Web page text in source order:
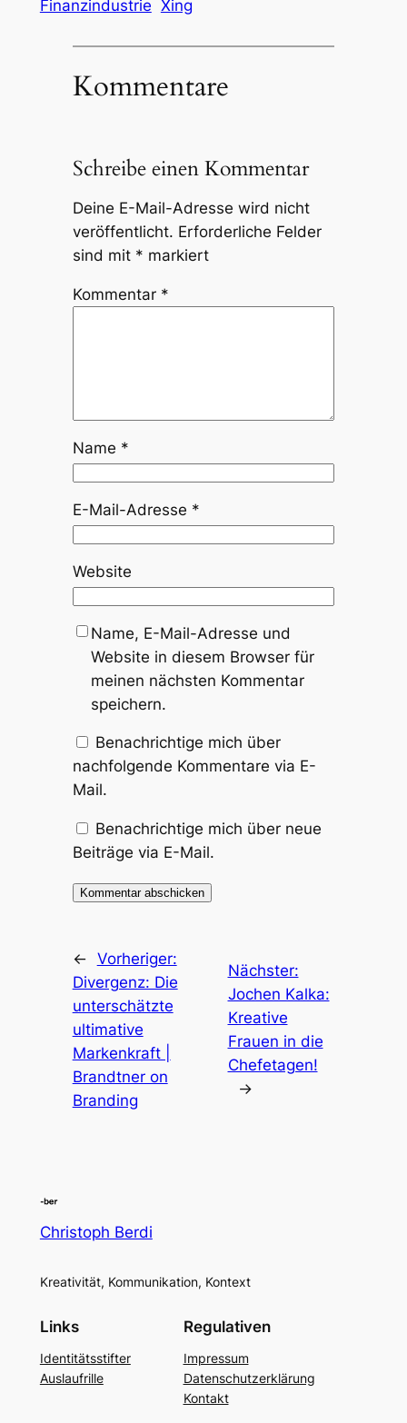
Finanzindustrie Xing
Kommentare
Schreibe einen Kommentar
Deine E-Mail-Adresse wird nicht
veröffentlicht. Erforderliche Felder
sind mit * markiert
Kommentar *
Name *
E-Mail-Adresse *
Website
Name, E-Mail-Adresse und
Website in diesem Browser für
meinen nächsten Kommentar
speichern.
Benachrichtige mich über
nachfolgende Kommentare via E-
Mail.
Benachrichtige mich über neue
Beiträge via E-Mail.
← Vorheriger:
Divergenz: Die
unterschätzte
ultimative
Markenkraft |
Brandtner on
Branding
Nächster:
Jochen Kalka:
Kreative
Frauen in die
Chefetagen!
→
Christoph Berdi
Kreativität, Kommunikation, Kontext
Links
Identitätsstifter
Auslaufrille
Regulativen
Impressum
Datenschutzerklärung
Kontakt